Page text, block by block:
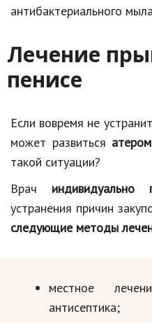
антибактериального
Лечение
пенисе
Если вовремя не
может развиться
такой ситуации?
Врач индивидуально
устранения причин
следующие методы
местное
антисептика;